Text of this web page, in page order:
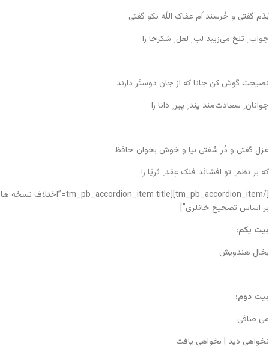
بَدَم گفتی و خُرسند اَم عفاک اللَه نکو گفتی
جواب ِ تلخ می‌زیبد لب ِ لعل ِ شکرخا را
نصیحت گوش کن جانا که از جان دوستَر دارند
جوانان ِ سعادت‌مند پند ِ پیر ِ دانا را
غزل گفتی و دُر سُفتی بیا و خوش بخوان حافظ
که بر نظم ِ تو افشانَد فلک عِقد ِ ثریّا را
[/tm_pb_accordion_item][tm_pb_accordion_item title=”اختلاف نسخه ها
بر اساس تصحیح خانلری”]
بیت یکم:
بخال هندویش
بیت دوم:
می صافی
نخواهی دید | بخواهی یافت